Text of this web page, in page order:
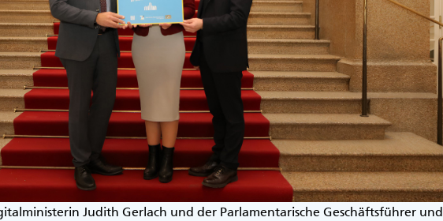
Judith Gerlach und der Parlamentarische Geschäftsführer und